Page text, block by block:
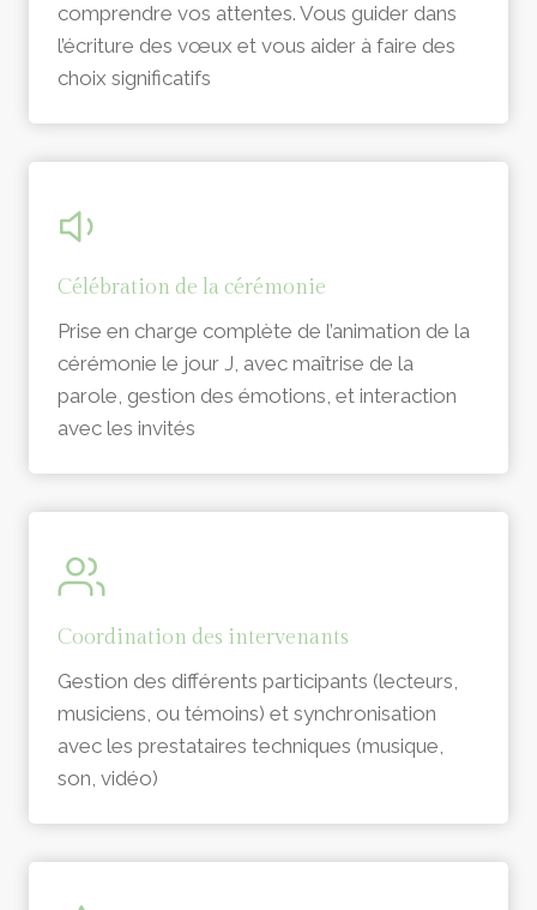
comprendre vos attentes. Vous guider dans
l’écriture des vœux et vous aider à faire des
choix significatifs
Célébration de la cérémonie
Prise en charge complète de l’animation de la
cérémonie le jour J, avec maîtrise de la
parole, gestion des émotions, et interaction
avec les invités
Coordination des intervenants
Gestion des différents participants (lecteurs,
musiciens, ou témoins) et synchronisation
avec les prestataires techniques (musique,
son, vidéo)